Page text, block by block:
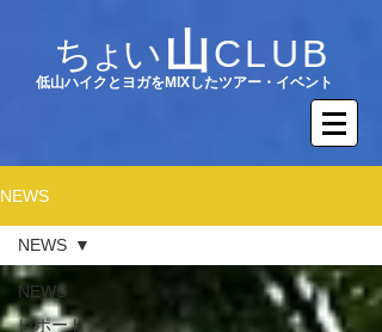
ちょい 山 CLUB
​低山ハイクとヨガをMIXしたツアー・イベント
NEWS
NEWS
レポート
NEWS